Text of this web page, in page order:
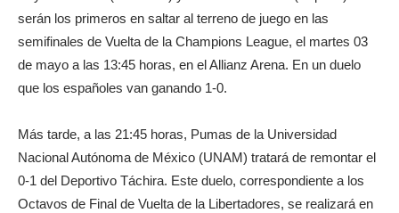
serán los primeros en saltar al terreno de juego en las
semifinales de Vuelta de la Champions League, el martes 03
de mayo a las 13:45 horas, en el Allianz Arena. En un duelo
que los españoles van ganando 1-0.
Más tarde, a las 21:45 horas, Pumas de la Universidad
Nacional Autónoma de México (UNAM) tratará de remontar el
0-1 del Deportivo Táchira. Este duelo, correspondiente a los
Octavos de Final de Vuelta de la Libertadores, se realizará en